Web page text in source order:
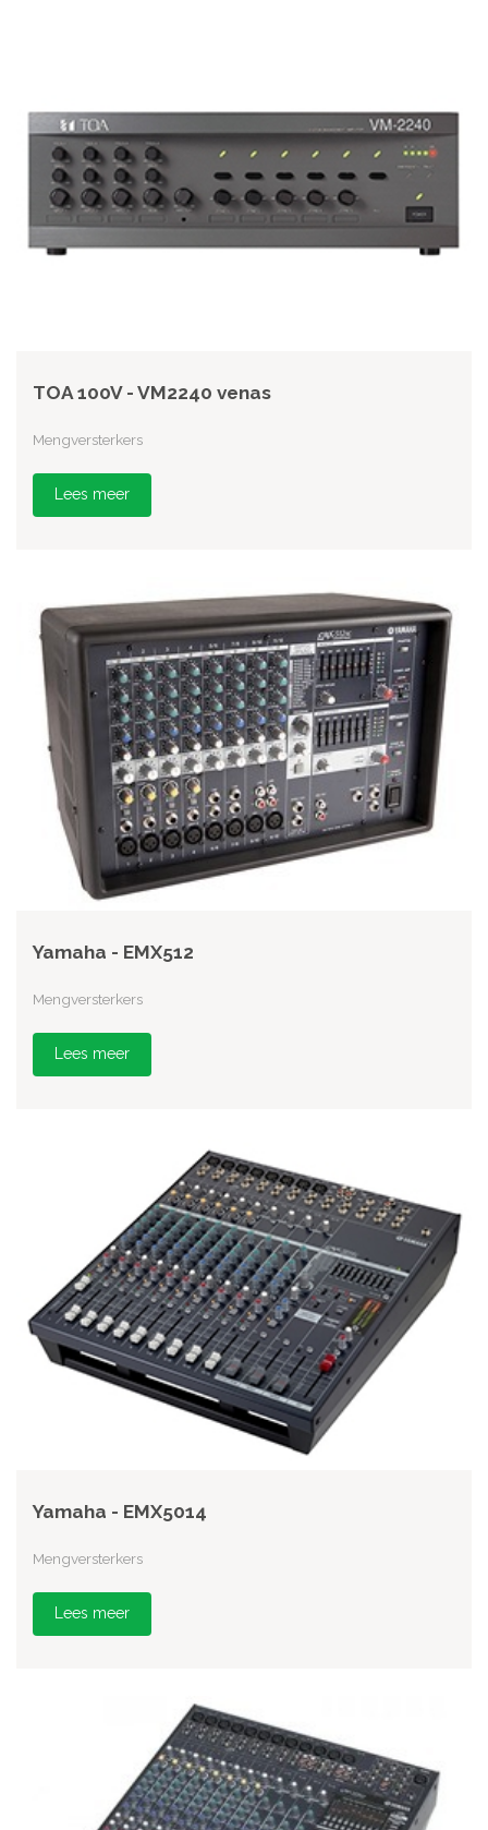
TOA 100V - VM2240 venas
Mengversterkers
Lees meer
Yamaha - EMX512
Mengversterkers
Lees meer
Yamaha - EMX5014
Mengversterkers
Lees meer